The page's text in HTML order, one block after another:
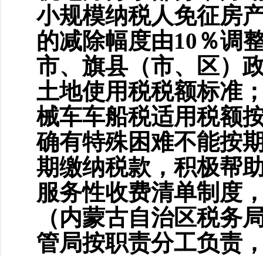
小规模纳税人免征房
的减除幅度由10％调
市、旗县（市、区）
土地使用税税额标准
械车车船税适用税额
确有特殊困难不能按
期缴纳税款，积极帮
服务性收费清单制度
（内蒙古自治区税务
管局按职责分工负责